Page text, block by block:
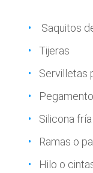
Saquitos
Tijeras
Servilletas
Silicona
Ramas o
Hilo o